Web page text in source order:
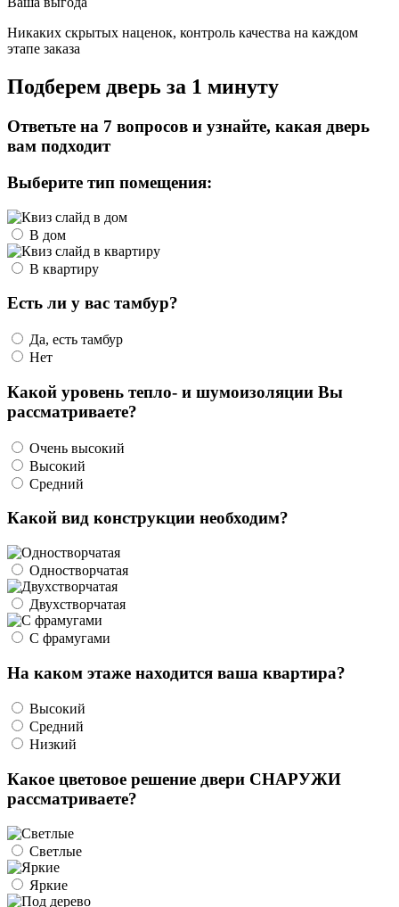
Никаких скрытых наценок, контроль качества на каждом
этапе заказа
Подберем дверь за 1 минуту
Ответьте на 7 вопросов и узнайте, какая дверь
вам подходит
Выберите тип помещения:
В дом
В квартиру
Есть ли у вас тамбур?
Да, есть тамбур
Нет
Какой уровень тепло- и шумоизоляции Вы
рассматриваете?
Очень высокий
Высокий
Средний
Какой вид конструкции необходим?
Одностворчатая
Двухстворчатая
С фрамугами
На каком этаже находится ваша квартира?
Высокий
Средний
Низкий
Какое цветовое решение двери СНАРУЖИ
рассматриваете?
Светлые
Яркие